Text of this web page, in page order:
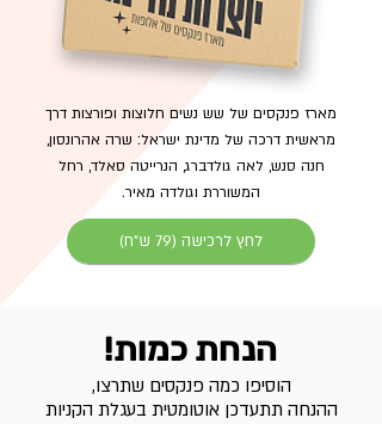
מארז פנקסים של שש נשים חלוצות ופורצות דרך
מראשית דרכה של מדינת ישראל: שרה אהרונסון,
חנה סנש, לאה גולדברג, הנרייטה סאלד, רחל
המשוררת וגולדה מאיר.
לחץ לרכישה (79 ש"ח)
הנחת כמות!
הוסיפו כמה פנקסים שתרצו,
ההנחה תתעדכן אוטומטית בעגלת הקניות